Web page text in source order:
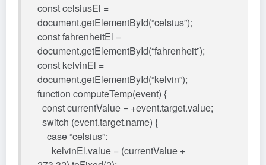
const celsiusEl =
document.getElementById(“celsius”);
const fahrenheitEl =
document.getElementById(“fahrenheit”);
const kelvinEl =
document.getElementById(“kelvin”);
function computeTemp(event) {
const currentValue = +event.target.value;
switch (event.target.name) {
case “celsius”:
kelvinEl.value = (currentValue +